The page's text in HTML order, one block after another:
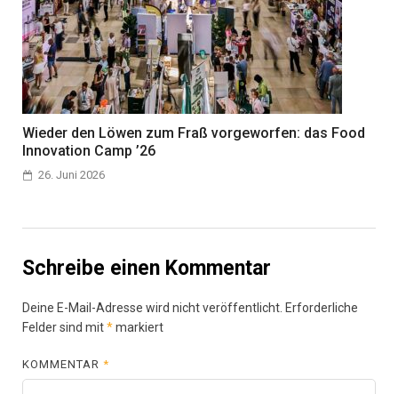
Wieder den Löwen zum Fraß vorgeworfen: das Food
Innovation Camp ’26
26. Juni 2026
Schreibe einen Kommentar
Deine E-Mail-Adresse wird nicht veröffentlicht. Erforderliche
Felder sind mit*markiert
KOMMENTAR*